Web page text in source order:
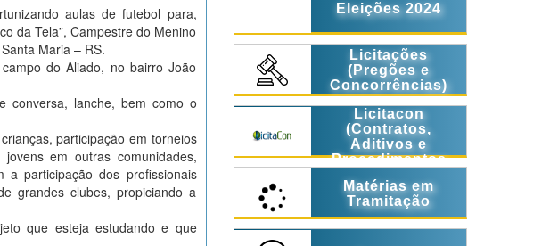
aulas de futebol para,
da Tela”, Campestre do Menino
Maria – RS.
do Aliado, no bairro João
conversa, lanche, bem como o
participação em torneios
em outras comunidades,
a participação dos profissionais
grandes clubes, propiciando a
que esteja estudando e que
Eleições 2024
Licitações
(Pregões e
Concorrências)
Licitacon
(Contratos,
Aditivos e
Procedimentos
Matérias em
Tramitação